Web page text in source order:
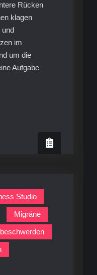
Rücken
klagen
und
im
um die
Aufgabe
Studio
Migräne